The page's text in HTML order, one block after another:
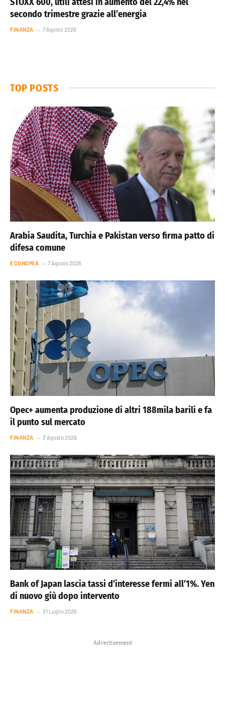
secondo trimestre grazie all’energia
FINANZA 7 Agosto 2026
TOP POSTS
Arabia Saudita, Turchia e Pakistan verso firma patto di
difesa comune
ECONOMIA 7 Agosto 2026
Opec+ aumenta produzione di altri 188mila barili e fa
il punto sul mercato
FINANZA 3 Agosto 2026
Bank of Japan lascia tassi d’interesse fermi all’1%. Yen
di nuovo giù dopo intervento
FINANZA 31 Luglio 2026
Advertisement